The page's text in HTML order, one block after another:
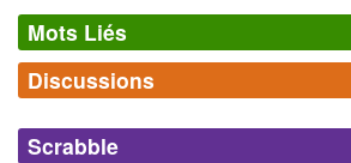
Mots Liés
Synonymes(0)
Mots avec la même signification
Discussions
Scrabble